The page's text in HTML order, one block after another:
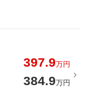
397.9万円
384.9万円